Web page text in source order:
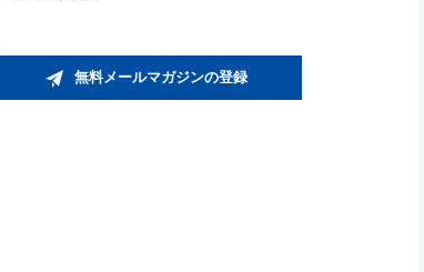
無料メールマガジンの登録